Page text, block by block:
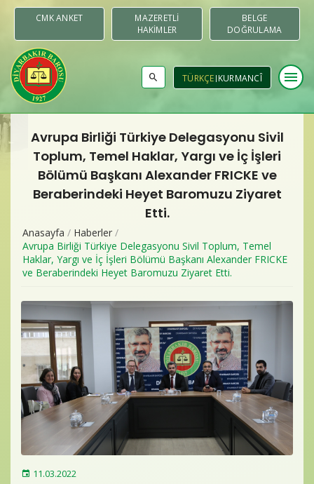
CMK ANKET
MAZERETLI
HAKIMLER
BELGE
DOĞRULAMA
TÜRKÇE KURMANCÎ menu
Baromuz
Merkezler & Komisyonlar
Duyurular
Baro Bültenleri
Diğer
İletişim
Avrupa Birliği Türkiye Delegasyonu Sivil
Toplum, Temel Haklar, Yargı ve İç İşleri
Bölümü Başkanı Alexander FRICKE ve
Beraberindeki Heyet Baromuzu Ziyaret
Etti.
Anasayfa / Haberler /
Avrupa Birliği Türkiye Delegasyonu Sivil Toplum, Temel
Haklar, Yargı ve İç İşleri Bölümü Başkanı Alexander FRICKE
ve Beraberindeki Heyet Baromuzu Ziyaret Etti.
11.03.2022